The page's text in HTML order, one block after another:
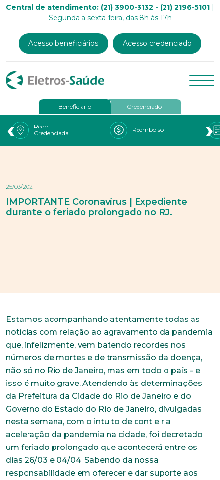
Central de atendimento: (21) 3900-3132 - (21) 2196-5101 |
Segunda a sexta-feira, das 8h às 17h
Acesso beneficiários Acesso credenciado
Beneficiário Credenciado
Rede
Credenciada
Reembolso
‹ ›
25/03/2021
IMPORTANTE Coronavírus | Expediente
durante o feriado prolongado no RJ.
Estamos acompanhando atentamente todas as
notícias com relação ao agravamento da pandemia
que, infelizmente, vem batendo recordes nos
números de mortes e de transmissão da doença,
não só no Rio de Janeiro, mas em todo o país – e
isso é muito grave. Atendendo às determinações
da Prefeitura da Cidade do Rio de Janeiro e do
Governo do Estado do Rio de Janeiro, divulgadas
nesta semana, com o intuito de cont e r a
aceleração da pandemia na cidade, foi decretado
um feriado prolongado que acontecerá entre os
dias 26/03 e 04/04. Sabendo da nossa
responsabilidade em oferecer e dar suporte aos